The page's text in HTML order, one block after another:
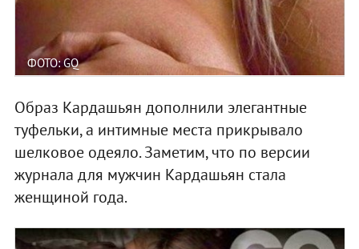
ФОТО: GQ
Образ Кардашьян дополнили элегантные
туфельки, а интимные места прикрывало
шелковое одеяло. Заметим, что по версии
журнала для мужчин Кардашьян стала
женщиной года.